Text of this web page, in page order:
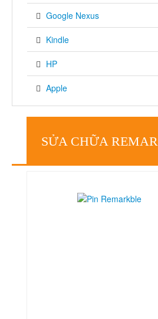
Google Nexus
Kindle
HP
Apple
SỬA CHỮA